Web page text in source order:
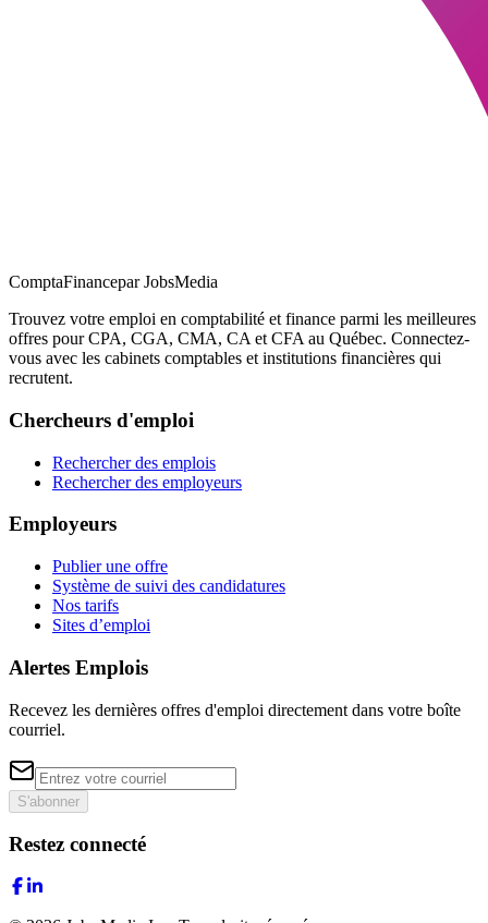
ComptaFinancepar JobsMedia
Trouvez votre emploi en comptabilité et finance parmi les meilleures
offres pour CPA, CGA, CMA, CA et CFA au Québec. Connectez-
vous avec les cabinets comptables et institutions financières qui
recrutent.
Chercheurs d'emploi
Rechercher des emplois
Rechercher des employeurs
Employeurs
Publier une offre
Système de suivi des candidatures
Nos tarifs
Sites d’emploi
Alertes Emplois
Recevez les dernières offres d'emploi directement dans votre boîte
courriel.
S'abonner
Restez connecté